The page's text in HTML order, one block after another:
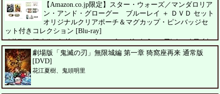
【Amazon.co.jp限定】スター・ウォーズ／マンダロリア
ン・アンド・グローグー ブルーレイ ＋ ＤＶＤ セット
オリジナルクリアポーチ＆マグカップ・ピンバッジセ
ット付きコレクション [Blu-ray]
ペドロ・パスカル、シガーニー・ウィーバー、ジェレミー・アレン・ホワイト
劇場版「鬼滅の刃」無限城編 第一章 猗窩座再来 通常版
[DVD]
花江夏樹、鬼頭明里